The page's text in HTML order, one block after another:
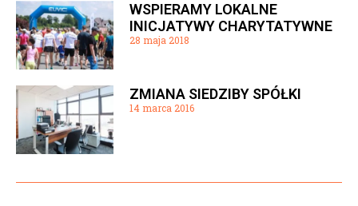
WSPIERAMY LOKALNE
INICJATYWY CHARYTATYWNE
28 maja 2018
ZMIANA SIEDZIBY SPÓŁKI
14 marca 2016